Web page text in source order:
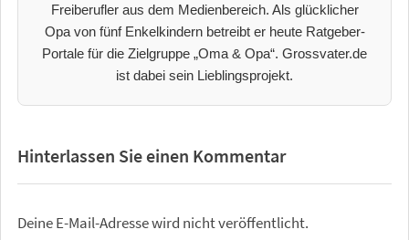
Freiberufler aus dem Medienbereich. Als glücklicher
Opa von fünf Enkelkindern betreibt er heute Ratgeber-
Portale für die Zielgruppe „Oma & Opa“. Grossvater.de
ist dabei sein Lieblingsprojekt.
Hinterlassen Sie einen Kommentar
Deine E-Mail-Adresse wird nicht veröffentlicht.